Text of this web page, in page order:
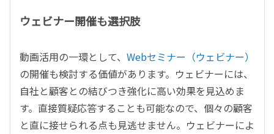
ウェビナー開催も選択肢
動画活用の一環として、 Webセミナー（ウェビナー）
の開催も検討する価値があります。ウェビナーには、
自社と顧客との結びつき強化に高い効果を見込めま
す。直接質疑応答することも可能なので、個々の顧客
と直に接せられる点も見逃せません。ウェビナーによ